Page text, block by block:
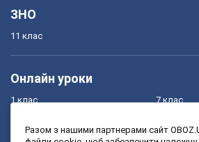
ЗНО
11 клас
Онлайн уроки
1 клас 7 клас
Разом з нашими партнерами сайт